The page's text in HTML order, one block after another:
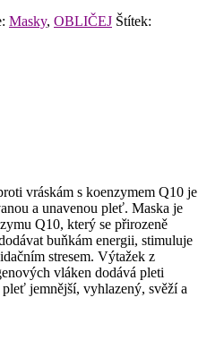
Masky, OBLIČEJ Štítek:
vráskám s koenzymem Q10 je
a unavenou pleť. Maska je
Q10, který se přirozeně
buňkám energii, stimuluje
stresem. Výtažek z
vláken dodává pleti
jemnější, vyhlazený, svěží a